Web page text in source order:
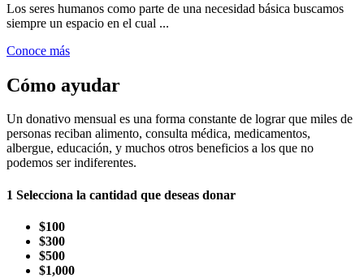
Los seres humanos como parte de una necesidad básica buscamos
siempre un espacio en el cual ...
Conoce más
Cómo ayudar
Un donativo mensual es una forma constante de lograr que miles de
personas reciban alimento, consulta médica, medicamentos,
albergue, educación, y muchos otros beneficios a los que no
podemos ser indiferentes.
1 Selecciona la cantidad que deseas donar
$100
$300
$500
$1,000